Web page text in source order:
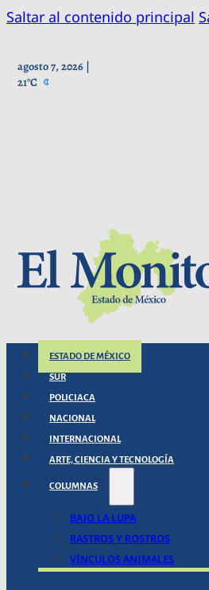
Saltar al contenido principal
agosto 7, 2026 |
21°C
ESTADO DE MÉXICO
SUR
POLICIACA
NACIONAL
INTERNACIONAL
ARTE, CIENCIA Y TECNOLOGÍA
COLUMNAS
BAJO LA LUPA
RASTROS Y ROSTROS
VÍNCULOS ANIMALES